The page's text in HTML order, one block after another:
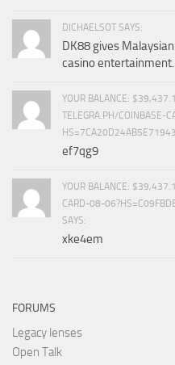
DICHAELSOT SAYS:
DK88 gives
casino
YOUR BALANCE:
TELEGRA.PH/COINBASE-
ef7qg9
YOUR BALANCE:
CARD-08-
SAYS:
xke4em
FORUMS
Legacy lenses
Open Talk